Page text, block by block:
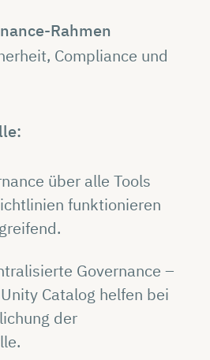
Rahmen
Compliance und
über alle Tools
funktionieren
Governance –
Catalog helfen bei
der